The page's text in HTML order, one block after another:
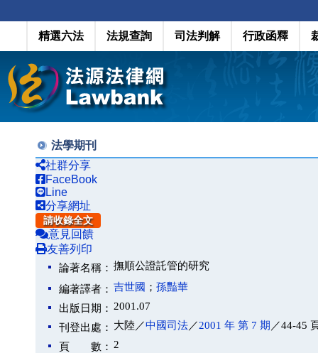
精選六法 法規查詢 司法判解 行政函釋
法學期刊
社群分享
FaceBook
Line
分享網址
請收錄全文
意見回饋
友善列印
論著名稱： 撫順公證託管的研究
編著譯者： 吉世國 ； 孫豔華
出版日期： 2001.07
刊登出處： 大陸／中國司法／2001 年 第 7 期 ／44-45
頁 數： 2